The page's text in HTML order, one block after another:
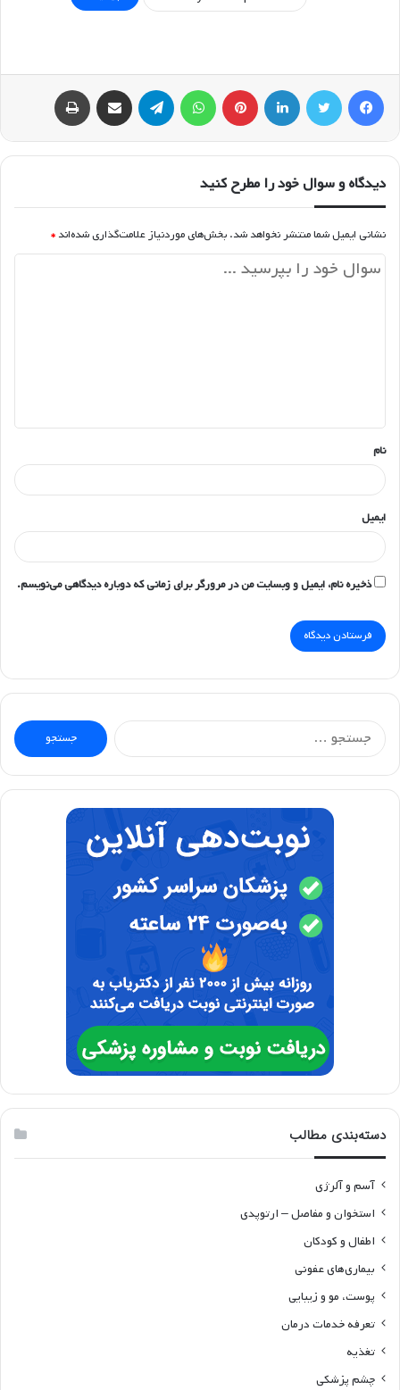
فیسبوک توییتر لینکداین پینتریست تلگرام اشتراک گذاری با ایمیل
دیدگاه و سوال خود را مطرح کنید
نشانی ایمیل شما منتشر نخواهد شد. بخش‌های موردنیاز علامت‌گذاری شده‌اند *
*
نام
ایمیل
ذخیره نام، ایمیل و وبسایت من در مرورگر برای زمانی که دوباره دیدگاهی می‌نویسم.
جستجو
برای:
دسته‌بندی مطالب
آسم و آلرژی
استخوان و مفاصل – ارتوپدی
اطفال و کودکان
بیماری‌های عفونی
پوست، مو و زیبایی
تعرفه خدمات درمان
تغذیه
چشم پزشکی